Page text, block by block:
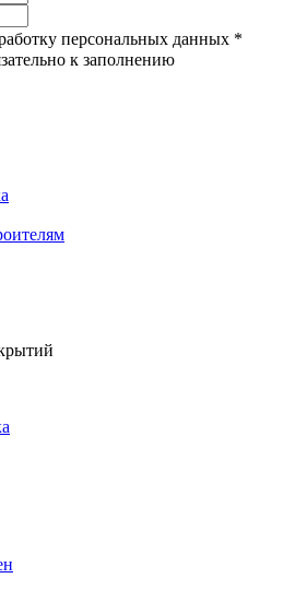
персональных данных *
к заполнению